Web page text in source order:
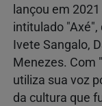
lançou em
intitulado
Ivete Sangalo,
Menezes. Com
utiliza sua voz
da cultura que